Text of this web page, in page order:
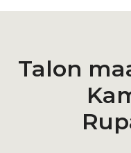
Talon